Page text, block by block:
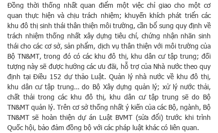
Đồng thời thống nhất quan điểm một việc chỉ giao cho một cơ
quan thực hiện và chịu trách nhiệm; khuyến khích phát triển các
khu đô thị sinh thái thân thiện môi trường, cần bổ sung quy định về
trách nhiệm thống nhất xây dựng tiêu chí, chứng nhận nhãn sinh
thái cho các cơ sở, sản phẩm, dịch vụ thân thiện với môi trường của
Bộ TN&MT, trong đó có các khu đô thị, khu dân cư tập trung; đối
tượng này sẽ được hưởng các ưu đãi, hỗ trợ của Nhà nước theo quy
định tại Điều 152 dự thảo Luật. Quản lý nhà nước về khu đô thị,
khu dân cư tập trung… do Bộ Xây dựng quản lý; xử lý nước thải,
chất thải trong các khu đô thị, khu dân cư tập trung sẽ do Bộ
TN&MT quản lý. Trên cơ sở thống nhất ý kiến của các Bộ, ngành, Bộ
TN&MT sẽ hoàn thiện dự án Luật BVMT (sửa đổi) trước khi trình
Quốc hội, bảo đảm đồng bộ với các pháp luật khác có liên quan.